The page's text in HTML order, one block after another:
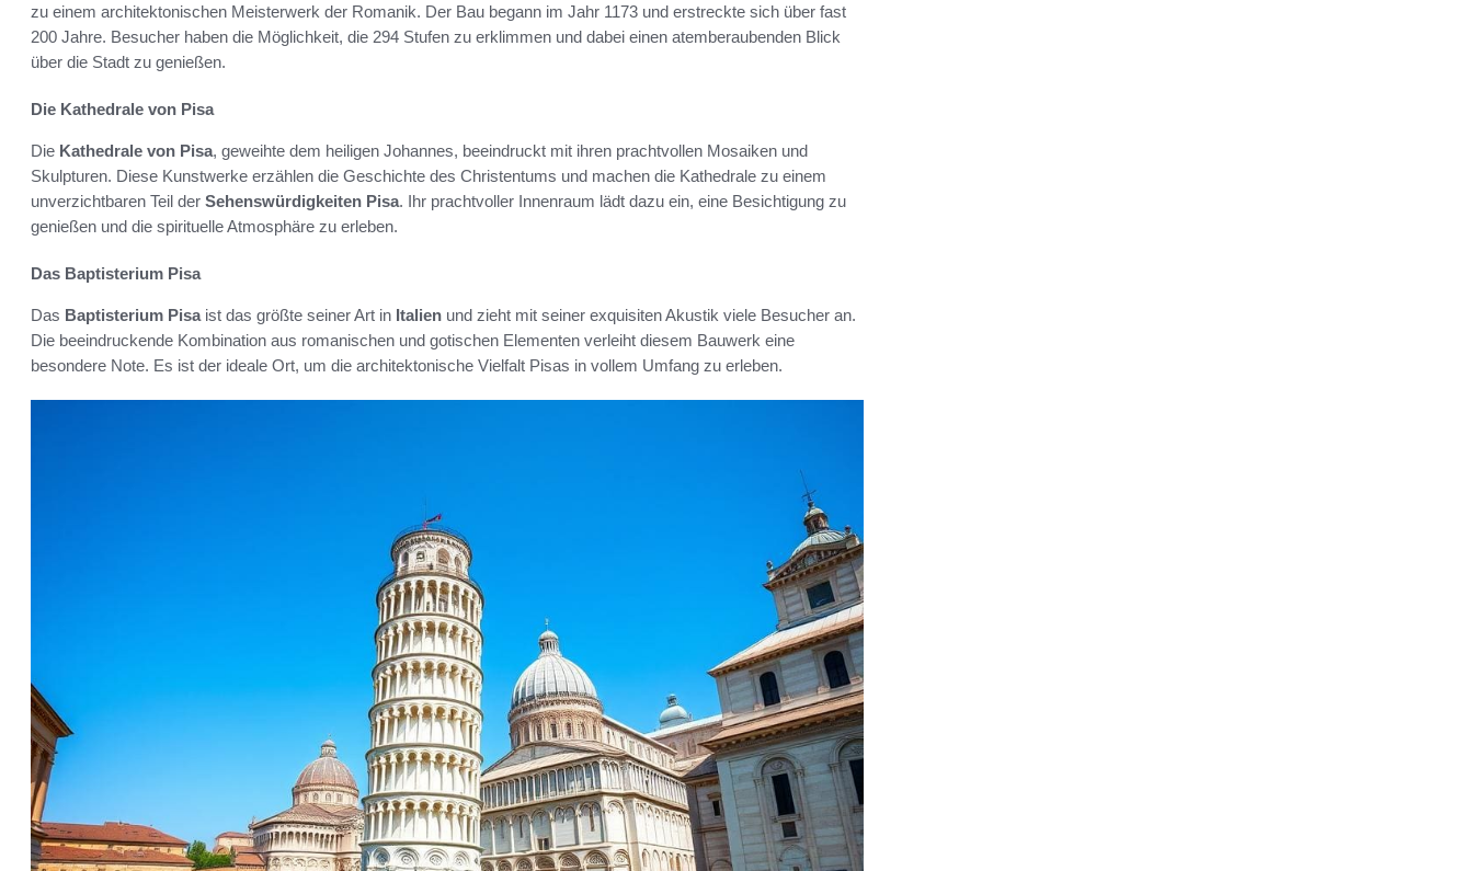
zu einem architektonischen Meisterwerk der Romanik. Der Bau begann im Jahr 1173 und erstreckte sich über fast
200 Jahre. Besucher haben die Möglichkeit, die 294 Stufen zu erklimmen und dabei einen atemberaubenden Blick
über die Stadt zu genießen.
Die Kathedrale von Pisa
Die Kathedrale von Pisa, geweihte dem heiligen Johannes, beeindruckt mit ihren prachtvollen Mosaiken und
Skulpturen. Diese Kunstwerke erzählen die Geschichte des Christentums und machen die Kathedrale zu einem
unverzichtbaren Teil der Sehenswürdigkeiten Pisa. Ihr prachtvoller Innenraum lädt dazu ein, eine Besichtigung zu
genießen und die spirituelle Atmosphäre zu erleben.
Das Baptisterium Pisa
Das Baptisterium Pisaist das größte seiner Art in Italien und zieht mit seiner exquisiten Akustik viele Besucher an.
Die beeindruckende Kombination aus romanischen und gotischen Elementen verleiht diesem Bauwerk eine
besondere Note. Es ist der ideale Ort, um die architektonische Vielfalt Pisas in vollem Umfang zu erleben.